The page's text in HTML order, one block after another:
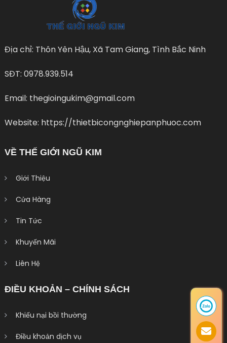
Địa chỉ: Thôn Yên Hậu, Xã Tam Giang, Tình Bắc Ninh
SĐT: 0978.939.514
Email: thegioingukim@gmail.com
Website: https://thietbicongnghiepanphuoc.com
VỀ THẾ GIỚI NGŨ KIM
Giới Thiệu
Cửa Hàng
Tin Tức
Khuyến Mãi
Liên Hệ
ĐIỀU KHOẢN – CHÍNH SÁCH
Khiếu nại bồi thường
Điều khoản dịch vụ